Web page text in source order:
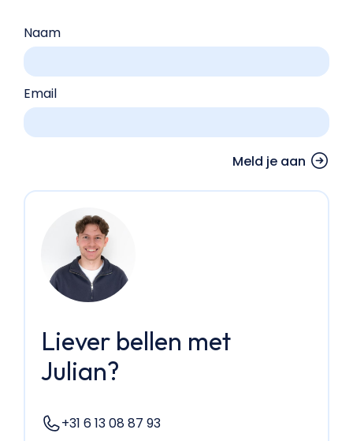
Naam
Email
Liever bellen met
Julian?
+31 6 13 08 87 93